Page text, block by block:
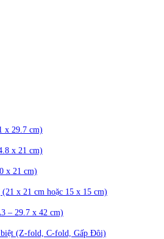
x 29.7 cm)
x 21 cm)
x 21 cm)
x 21 cm hoặc 15 x 15 cm)
– 29.7 x 42 cm)
biệt (Z-fold, C-fold, Gấp Đôi)